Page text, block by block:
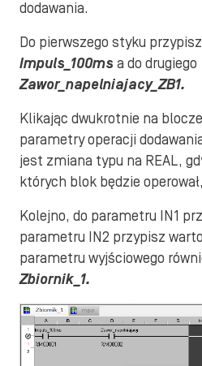
dodawania.
Do pierwszego styku
Impuls_100ms a do drugiego
Zawor_napelniajacy_ZB1.
Klikając dwukrotnie na
parametry operacji
jest zmiana typu na REAL,
których blok będzie
Kolejno, do parametru IN1
parametru IN2 przypisz
parametru wyjściowego
Zbiornik_1.